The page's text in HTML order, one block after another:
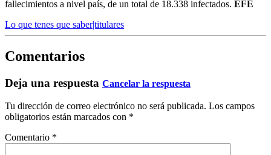
fallecimientos a nivel país, de un total de 18.338 infectados. EFE
Lo que tenes que saber|titulares
Comentarios
Deja una respuesta Cancelar la respuesta
Tu dirección de correo electrónico no será publicada. Los campos
obligatorios están marcados con *
Comentario *